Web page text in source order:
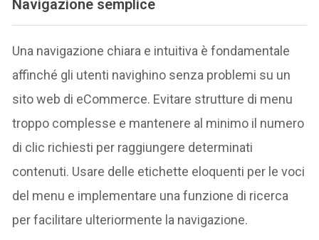
Navigazione semplice
Una navigazione chiara e intuitiva è fondamentale
affinché gli utenti navighino senza problemi su un
sito web di eCommerce. Evitare strutture di menu
troppo complesse e mantenere al minimo il numero
di clic richiesti per raggiungere determinati
contenuti. Usare delle etichette eloquenti per le voci
del menu e implementare una funzione di ricerca
per facilitare ulteriormente la navigazione.